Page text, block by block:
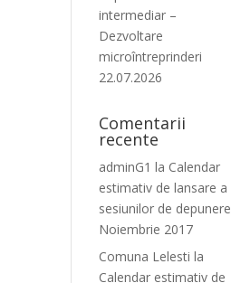
intermediar –
Dezvoltare
microîntreprinderi
22.07.2026
Comentarii
recente
adminG1 la Calendar
estimativ de lansare a
sesiunilor de depunere
Noiembrie 2017
Comuna Lelesti la
Calendar estimativ de